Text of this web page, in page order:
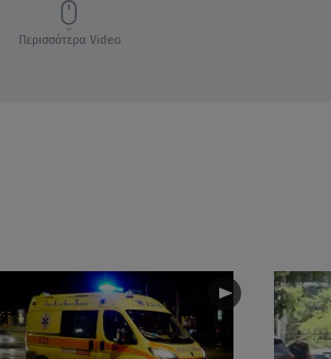
Περισσότερα Video